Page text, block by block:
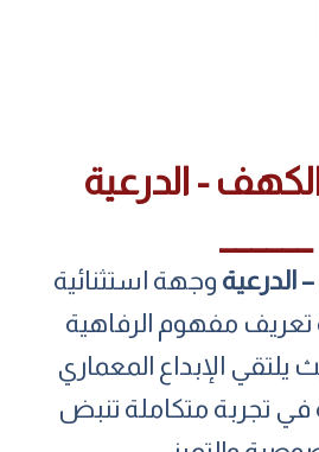
- الدرعية
وجهة استثنائية
مفهوم الرفاهية
يلتقي الإبداع المعماري
في تجربة متكاملة تنبض